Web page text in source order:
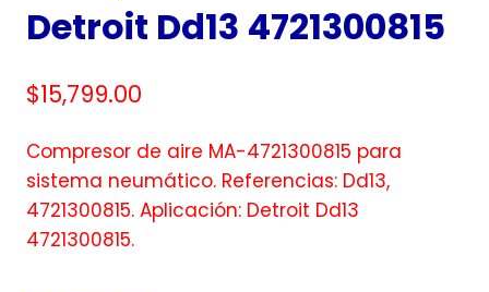
Detroit Dd13 4721300815
$15,799.00
Compresor de aire MA-4721300815 para
sistema neumático. Referencias: Dd13,
4721300815. Aplicación: Detroit Dd13
4721300815.